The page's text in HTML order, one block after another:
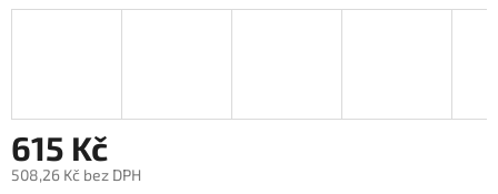
615 Kč
508,26 Kč bez DPH